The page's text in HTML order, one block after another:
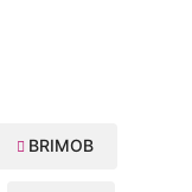
BRIMOB